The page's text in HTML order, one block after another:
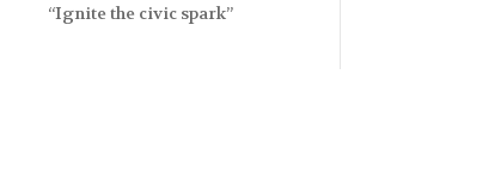
“Ignite the civic spark”